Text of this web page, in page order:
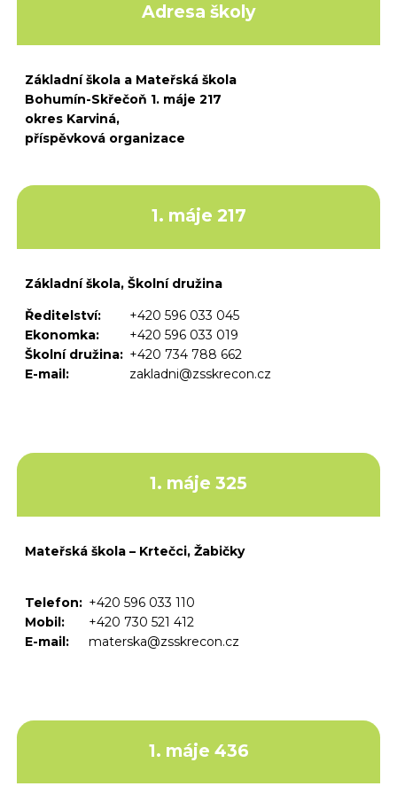
Adresa školy
Základní škola a Mateřská škola
Bohumín-Skřečoň 1. máje 217
okres Karviná,
příspěvková organizace
1. máje 217
Základní škola, Školní družina
Ředitelství:
+420 596 033 045
Ekonomka:
+420 596 033 019
Školní družina: +420 734 788 662
E-mail:
zakladni@zsskrecon.cz
1. máje 325
Mateřská škola – Krtečci, Žabičky
Telefon: +420 596 033 110
Mobil:
+420 730 521 412
E-mail:
materska@zsskrecon.cz
1. máje 436